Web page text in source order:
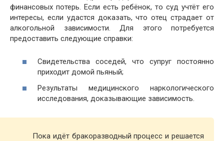
финансовых потерь. Если есть ребёнок, то суд учтёт его
интересы, если удастся доказать, что отец страдает от
алкогольной зависимости. Для этого потребуется
предоставить следующие справки:
Свидетельства соседей, что супруг постоянно
приходит домой пьяный;
Результаты медицинского наркологического
исследования, доказывающие зависимость.
Пока идёт бракоразводный процесс и решается